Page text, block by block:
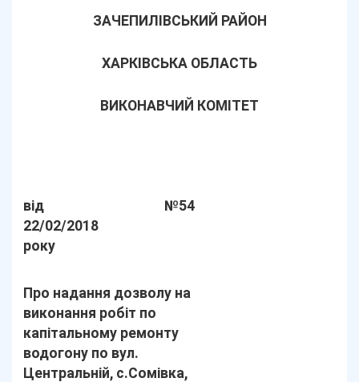
ЗАЧЕПИЛІВСЬКИЙ РАЙОН
ХАРКІВСЬКА ОБЛАСТЬ
ВИКОНАВЧИЙ КОМІТЕТ
від
22/02/2018
року
№54
Про надання дозволу на
виконання робіт по
капітальному ремонту
водогону по вул.
Центральній, с.Сомівка,